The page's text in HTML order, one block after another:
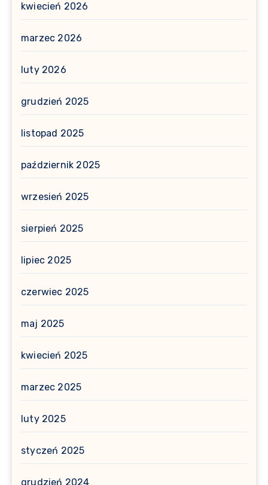
kwiecień 2026
marzec 2026
luty 2026
grudzień 2025
listopad 2025
październik 2025
wrzesień 2025
sierpień 2025
lipiec 2025
czerwiec 2025
maj 2025
kwiecień 2025
marzec 2025
luty 2025
styczeń 2025
grudzień 2024